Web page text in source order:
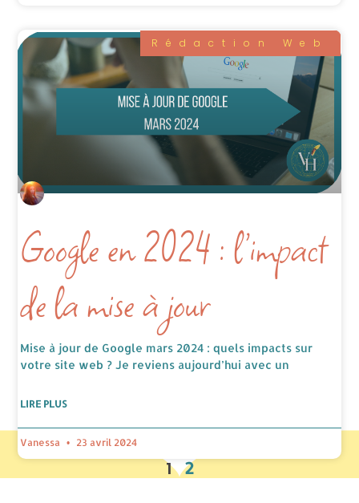
Rédaction Web
Google en 2024 : l’impact
de la mise à jour
Mise à jour de Google mars 2024 : quels impacts sur
votre site web ? Je reviens aujourd’hui avec un
LIRE PLUS
Vanessa 23 avril 2024
1 2